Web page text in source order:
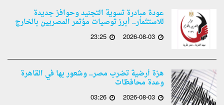
عودة مبادرة تسوية التجنيد وحوافز جديدة
للاستثمار.. أبرز توصيات مؤتمر المصريين بالخارج
2026-08-03
23:25
هزة أرضية تضرب مصر.. وشعور بها في القاهرة
وعدة محافظات
2026-08-03
03:26